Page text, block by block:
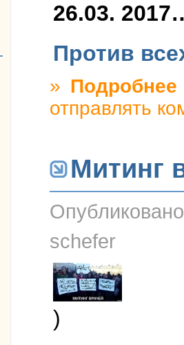
26.03.
Против
» Подробнее
отправлять
Митинг
schefer
)